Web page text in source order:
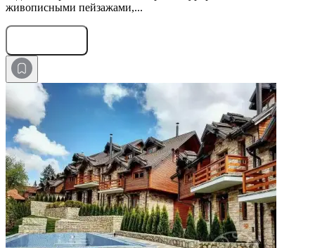
живописными пейзажами,...